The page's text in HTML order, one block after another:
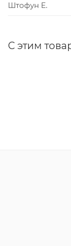
Штофун Е.
С этим